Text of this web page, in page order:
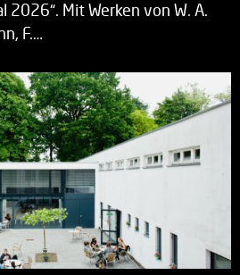
2026“. Mit Werken von W. A.
F.…